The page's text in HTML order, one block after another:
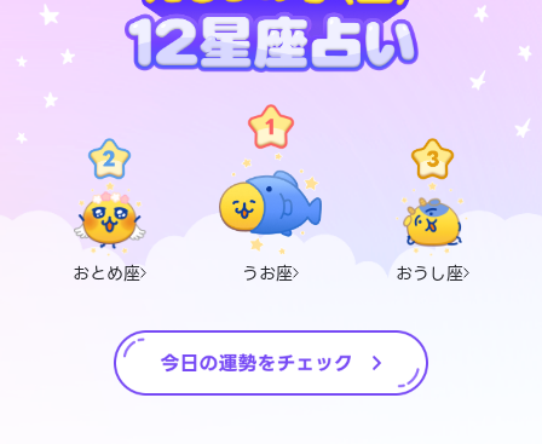
おとめ座 うお座 おうし座